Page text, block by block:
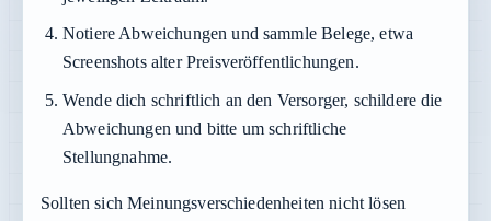
Notiere Abweichungen und sammle Belege, etwa
Screenshots alter Preisveröffentlichungen.
Wende dich schriftlich an den Versorger, schildere die
Abweichungen und bitte um schriftliche
Stellungnahme.
Sollten sich Meinungsverschiedenheiten nicht lösen